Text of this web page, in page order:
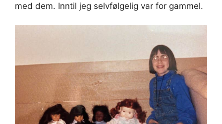
med dem. Inntil jeg selvfølgelig var for gammel.